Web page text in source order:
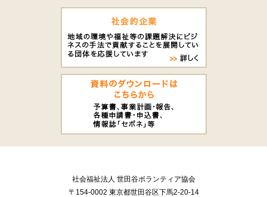
社会福祉法人 世田谷ボランティア協会
〒154-0002 東京都世田谷区下馬2-20-14